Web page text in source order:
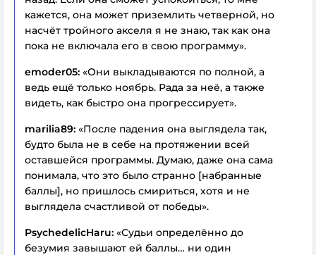
кажется, она может приземлить четверной, но
насчёт тройного акселя я не знаю, так как она
пока не включала его в свою программу».
emoder05: «Они выкладываются по полной, а
ведь ещё только ноябрь. Рада за неё, а также
видеть, как быстро она прогрессирует».
marilia89: «После падения она выглядела так,
будто была не в себе на протяжении всей
оставшейся программы. Думаю, даже она сама
понимала, что это было странно [набранные
баллы], но пришлось смириться, хотя и не
выглядела счастливой от победы».
PsychedelicHaru: «Судьи определённо до
безумия завышают ей баллы… ни один